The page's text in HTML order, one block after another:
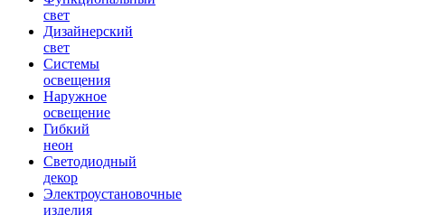
свет
Дизайнерский
свет
Системы
освещения
Наружное
освещение
Гибкий
неон
Светодиодный
декор
Электроустановочные
изделия